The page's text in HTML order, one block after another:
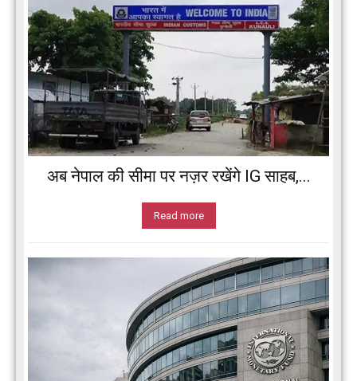
अब नेपाल की सीमा पर नज़र रखेंगे IG साहब,...
Read more